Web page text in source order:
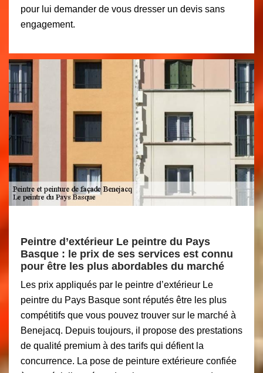
pour lui demander de vous dresser un devis sans
engagement.
Peintre d’extérieur Le peintre du Pays
Basque : le prix de ses services est connu
pour être les plus abordables du marché
Les prix appliqués par le peintre d’extérieur Le
peintre du Pays Basque sont réputés être les plus
compétitifs que vous pouvez trouver sur le marché à
Benejacq. Depuis toujours, il propose des prestations
de qualité premium à des tarifs qui défient la
concurrence. La pose de peinture extérieure confiée